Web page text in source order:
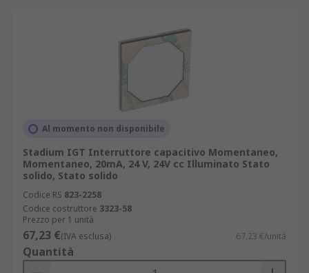
Al momento non disponibile
Stadium IGT Interruttore capacitivo Momentaneo,
Momentaneo, 20mA, 24 V, 24V cc Illuminato Stato
solido, Stato solido
Codice RS 823-2258
Codice costruttore 3323-58
Prezzo per 1 unità
67,23 €(IVA esclusa) 67,23 €/unità
Quantità